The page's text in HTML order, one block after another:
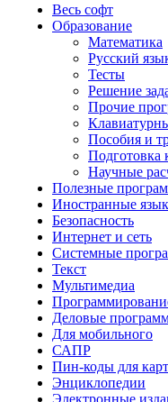
Весь софт
Образование
Математика
Русский
Тесты
Решение
Прочие
Пособия и
Подготовка
Научные
Полезные
Иностранные
Безопасность
Интернет и сеть
Системные
Текст
Мультимедиа
Деловые
Для мобильного
САПР
Пин-коды для карт
Энциклопедии
Электронные